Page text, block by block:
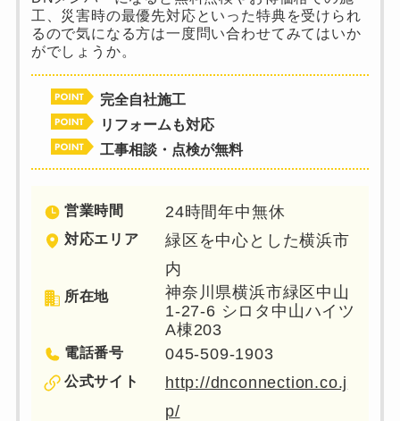
工、災害時の最優先対応といった特典を受けられ
るので気になる方は一度問い合わせてみてはいか
がでしょうか。
完全自社施工
リフォームも対応
工事相談・点検が無料
営業時間 24時間年中無休
対応エリア
緑区を中心とした横浜市
内
所在地
神奈川県横浜市緑区中山
1-27-6 シロタ中山ハイツ
A棟203
電話番号 045-509-1903
公式サイト
http://dnconnection.co.j
p/